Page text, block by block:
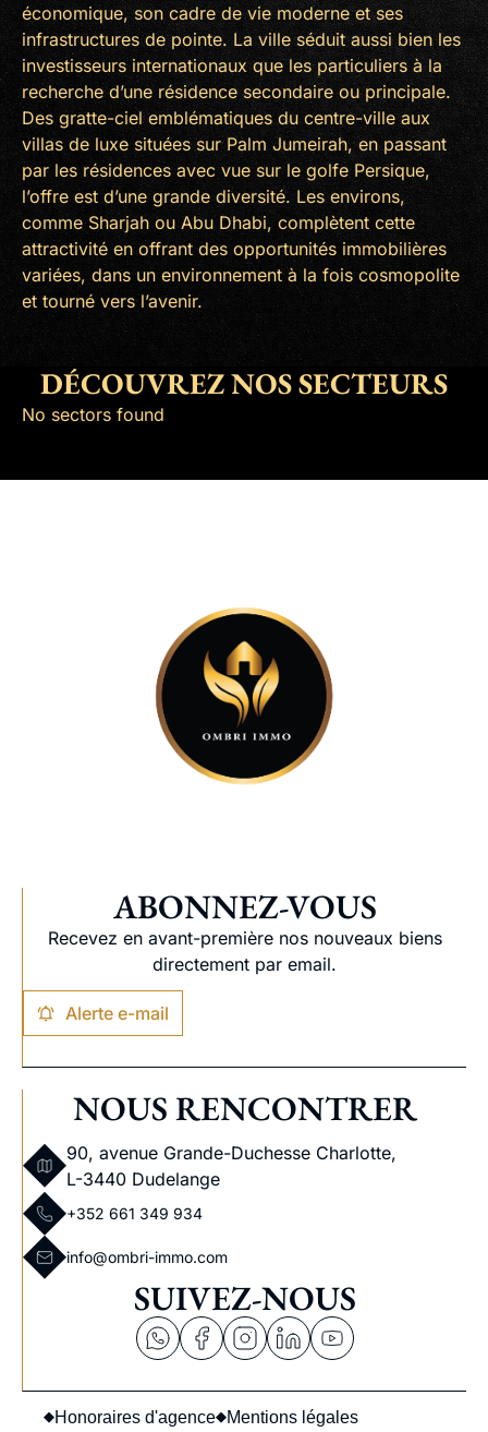
2
9
économique, son cadre de vie moderne et ses
infrastructures de pointe. La ville séduit aussi bien les
investisseurs internationaux que les particuliers à la
recherche d’une résidence secondaire ou principale.
Des gratte-ciel emblématiques du centre-ville aux
villas de luxe situées sur Palm Jumeirah, en passant
par les résidences avec vue sur le golfe Persique,
l’offre est d’une grande diversité. Les environs,
comme Sharjah ou Abu Dhabi, complètent cette
attractivité en offrant des opportunités immobilières
variées, dans un environnement à la fois cosmopolite
et tourné vers l’avenir.
DÉCOUVREZ NOS SECTEURS
No sectors found
ABONNEZ-VOUS
Recevez en avant-première nos nouveaux biens
directement par email.
Alerte e-mail
NOUS RENCONTRER
90, avenue Grande-Duchesse Charlotte,
L-3440 Dudelange
+352 661 349 934
info@ombri-immo.com
SUIVEZ-NOUS
Honoraires d'agence Mentions légales